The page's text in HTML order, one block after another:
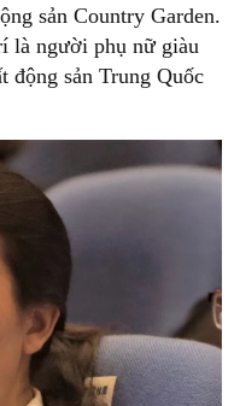
sản Country Garden.
là người phụ nữ giàu
động sản Trung Quốc